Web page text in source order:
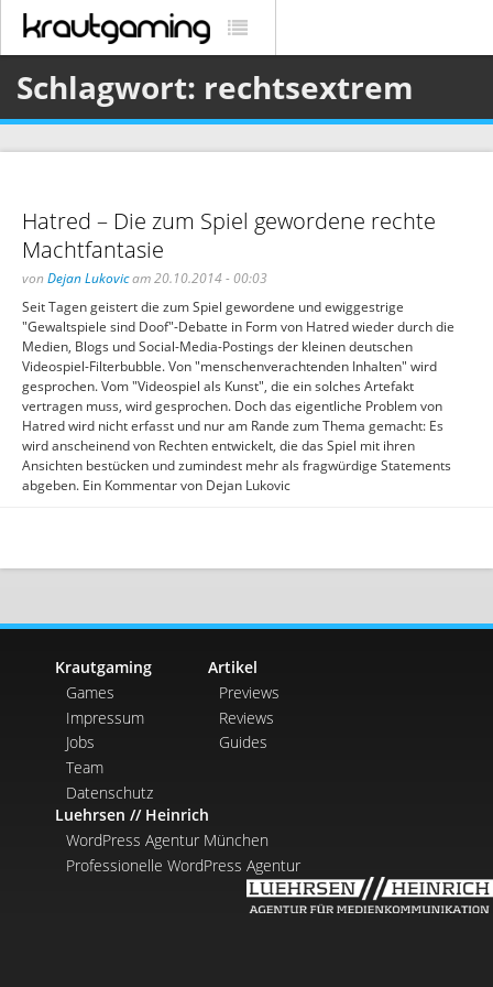
Schlagwort: rechtsextrem
Hatred – Die zum Spiel gewordene rechte
Machtfantasie
von Dejan Lukovicam 20.10.2014 - 00:03
Seit Tagen geistert die zum Spiel gewordene und ewiggestrige
"Gewaltspiele sind Doof"-Debatte in Form von Hatred wieder durch die
Medien, Blogs und Social-Media-Postings der kleinen deutschen
Videospiel-Filterbubble. Von "menschenverachtenden Inhalten" wird
gesprochen. Vom "Videospiel als Kunst", die ein solches Artefakt
vertragen muss, wird gesprochen. Doch das eigentliche Problem von
Hatred wird nicht erfasst und nur am Rande zum Thema gemacht: Es
wird anscheinend von Rechten entwickelt, die das Spiel mit ihren
Ansichten bestücken und zumindest mehr als fragwürdige Statements
abgeben. Ein Kommentar von Dejan Lukovic
Krautgaming
Games
Impressum
Jobs
Team
Datenschutz
Artikel
Previews
Reviews
Guides
Luehrsen // Heinrich
WordPress Agentur München
Professionelle WordPress Agentur